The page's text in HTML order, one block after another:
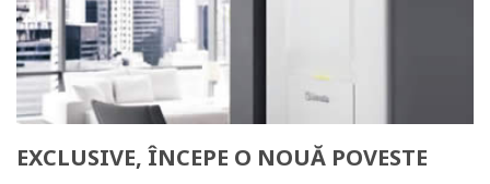
EXCLUSIVE, ÎNCEPE O NOUĂ POVESTE